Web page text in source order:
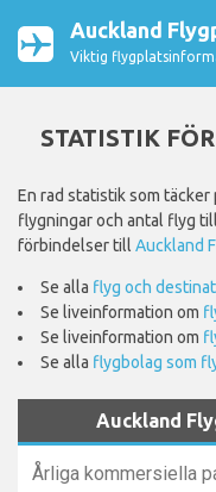
Auckland
Viktig
STATISTIK
En rad statistik som
flygningar och antal flyg
förbindelser till Auckland
Se alla flyg och
Se liveinformation om
Se liveinformation om
Se alla flygbolag som
Auckland
Årliga kommersiella